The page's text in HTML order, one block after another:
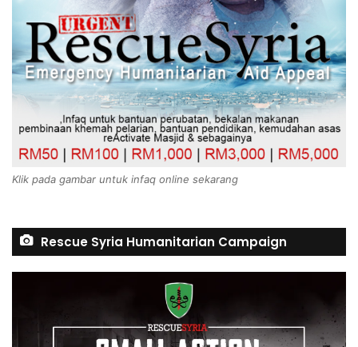
Klik pada gambar untuk infaq online sekarang
Rescue Syria Humanitarian Campaign